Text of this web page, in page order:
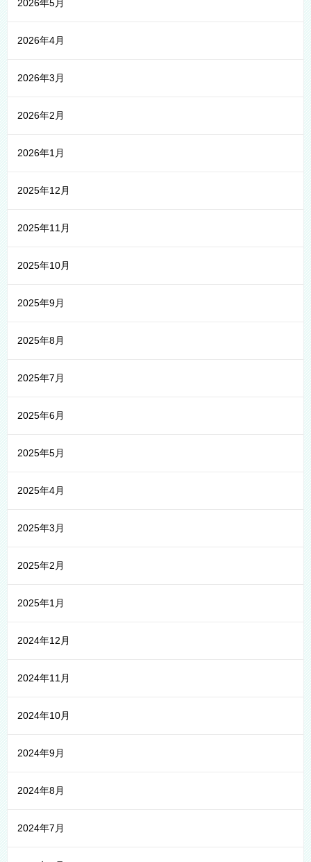
2026年5月
2026年4月
2026年3月
2026年2月
2026年1月
2025年12月
2025年11月
2025年10月
2025年9月
2025年8月
2025年7月
2025年6月
2025年5月
2025年4月
2025年3月
2025年2月
2025年1月
2024年12月
2024年11月
2024年10月
2024年9月
2024年8月
2024年7月